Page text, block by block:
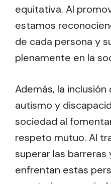
equitativa. Al
estamos
de cada persona y
plenamente en la
Además, la
autismo y
sociedad al
respeto mutuo. Al
superar las barreras
enfrentan estas